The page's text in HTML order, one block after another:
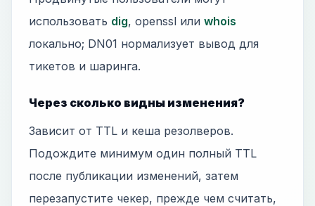
использовать dig, openssl или whois
локально; DN01 нормализует вывод для
тикетов и шаринга.
Через сколько видны изменения?
Зависит от TTL и кеша резолверов.
Подождите минимум один полный TTL
после публикации изменений, затем
перезапустите чекер, прежде чем считать,